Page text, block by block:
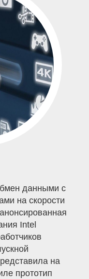
данными с
на скорости
Intel
на
прототип